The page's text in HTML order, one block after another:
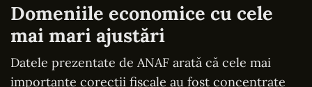
Domeniile economice cu cele
mai mari ajustări
Datele prezentate de ANAF arată că cele mai
importante corecții fiscale au fost concentrate